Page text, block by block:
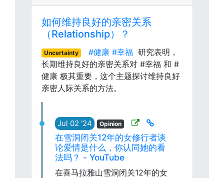
如何维持良好的亲密关系
（Relationship）？
Uncertainty #健康 #幸福研究表明，
长期维持良好的亲密关系对 #幸福 和 #
健康 极其重要，这个主题探讨维持良好
亲密人际关系的方法。
Jul 02 '24 Opinion
在雪洞闭关12年的女修行者谈
论爱情是什么，你认同她的看
法吗？ - YouTube
在喜马拉雅山雪洞闭关12年的女